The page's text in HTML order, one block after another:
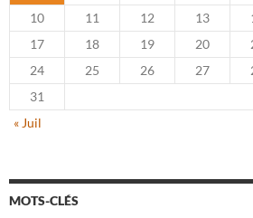
10
11 12 13
17
18 19 20
24
25 26 27
31
« Juil
MOTS-CLÉS